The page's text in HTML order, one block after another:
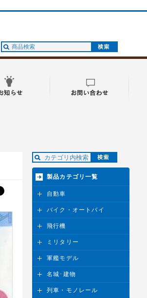
製品カテゴリ一覧
自動車
バイク・オートバイ
飛行機
ミリタリー
軍艦モデル
名城･建物
列車・モノレール